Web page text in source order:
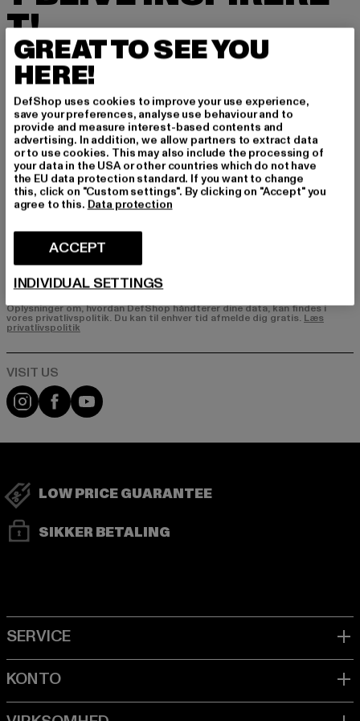
T!
Tilmeld dig vores nyhedsbrev her og modtag f
remtidige oplysninger om aktuelle trends, tilbu
d og kuponer fra DefShop via e-mail!
Hvilke produkter er du interesseret i?
MÆND
KVINDER
TILMELD DIG
Oplysninger om, hvordan DefShop håndterer dine data, kan findes i
vores privatlivspolitik. Du kan til enhver tid afmelde dig gratis. Læs
privatlivspolitik
Visit our Instagram page:
Visit our Facebook page:
Visit our YouTube channel:
LOW PRICE GUARANTEE
SIKKER BETALING
GREAT TO SEE YOU
HERE!
DefShop uses cookies to improve your use experience,
save your preferences, analyse use behaviour and to
provide and measure interest-based contents and
advertising. In addition, we allow partners to extract data
or to use cookies. This may also include the processing of
your data in the USA or other countries which do not have
the EU data protection standard. If you want to change
this, click on "Custom settings". By clicking on "Accept" you
agree to this. Data protection
ACCEPT
INDIVIDUAL SETTINGS